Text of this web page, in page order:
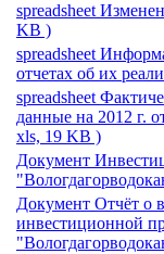
spreadsheet
KB )
spreadsheet
отчетах об их
spreadsheet
данные на 2012 г.
xls, 19 KB )
Документ
Документ Отчёт о
инвестиционной